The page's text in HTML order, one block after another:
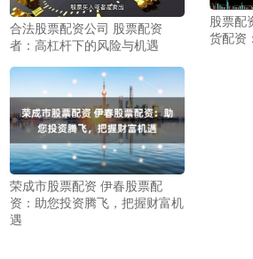
合法股票配资公司 股票配资
者：高杠杆下的风险与机遇
股票配
货配资
荣成市股票配资 伊春股票配
资：助您投资腾飞，把握财富机
遇